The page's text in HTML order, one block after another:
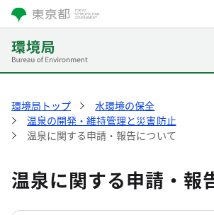
環境局トップ
水環境の保全
温泉の開発・維持管理と災害防止
温泉に関する申請・報告について
温泉に関する申請・報